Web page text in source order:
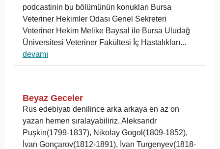
podcastinin bu bölümünün konukları Bursa
Veteriner Hekimler Odası Genel Sekreteri
Veteriner Hekim Melike Baysal ile Bursa Uludağ
Üniversitesi Veteriner Fakültesi İç Hastalıkları...
devamı
Beyaz Geceler
Rus edebiyatı denilince arka arkaya en az on
yazarı hemen sıralayabiliriz. Aleksandr
Puşkin(1799-1837), Nikolay Gogol(1809-1852),
İvan Gonçarov(1812-1891), İvan Turgenyev(1818-